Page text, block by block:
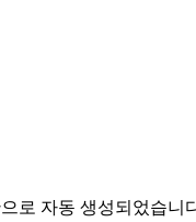
로 자동 생성되었습니